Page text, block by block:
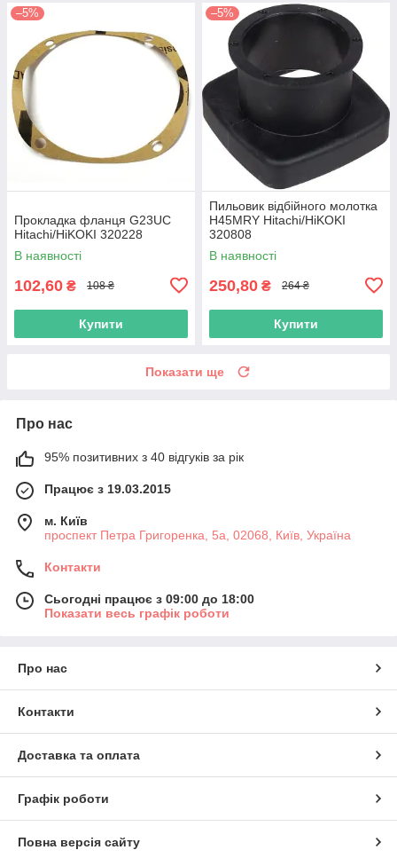
–5%
Прокладка фланця G23UC
Hitachi/HiKOKI 320228
В наявності
102,60 ₴ 108 ₴
Купити
–5%
Пильовик відбійного молотка
H45MRY Hitachi/HiKOKI
320808
В наявності
250,80 ₴ 264 ₴
Купити
Показати ще
Про нас
95% позитивних з 40 відгуків за рік
Працює з 19.03.2015
м. Київ
проспект Петра Григоренка, 5а, 02068, Київ, Україна
Контакти
Сьогодні працює з 09:00 до 18:00
Показати весь графік роботи
Про нас
Контакти
Доставка та оплата
Графік роботи
Повна версія сайту